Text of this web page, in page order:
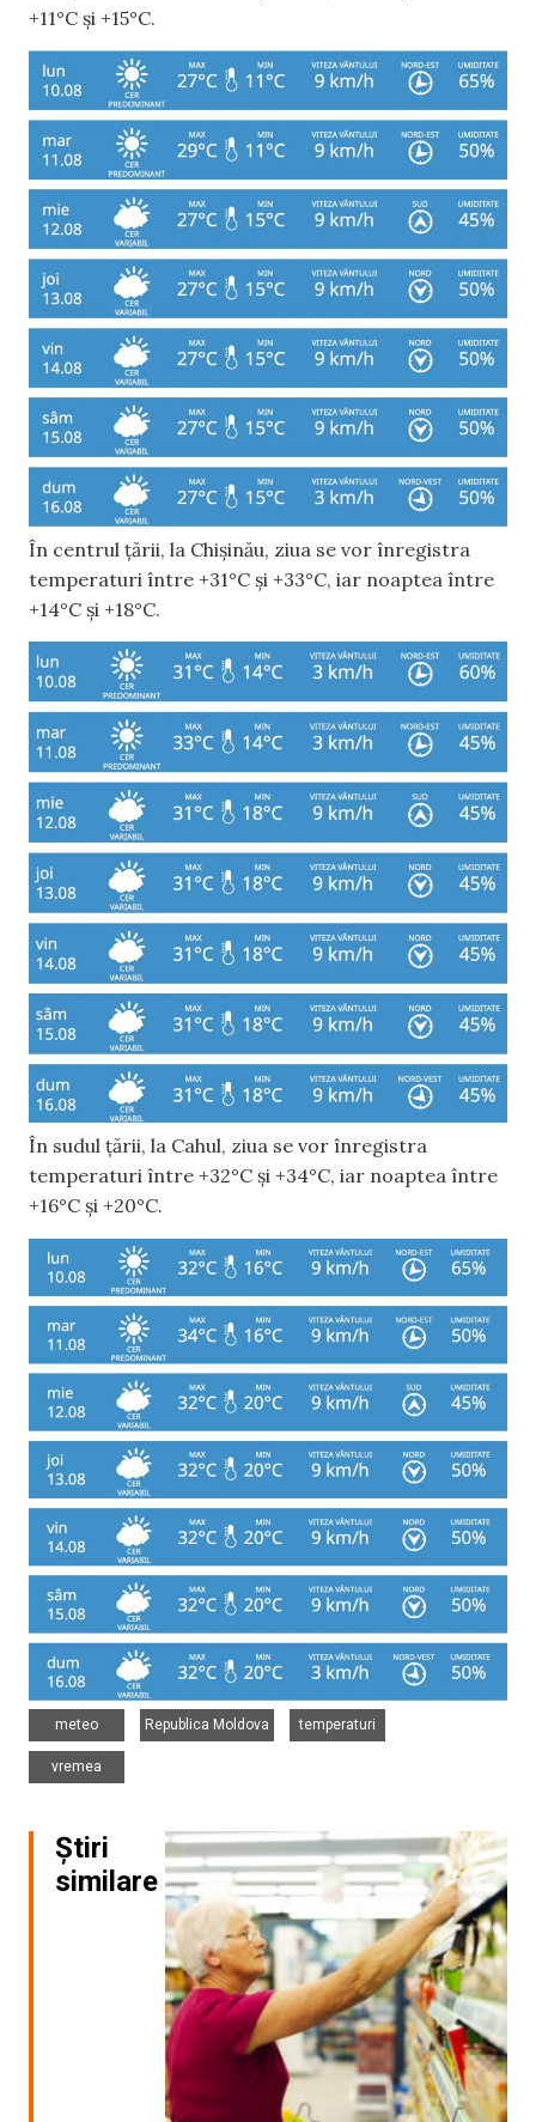
+11°C și +15°C.
În centrul țării, la Chișinău, ziua se vor înregistra
temperaturi între +31°C și +33°C, iar noaptea între
+14°C și +18°C.
În sudul țării, la Cahul, ziua se vor înregistra
temperaturi între +32°C și +34°C, iar noaptea între
+16°C și +20°C.
meteo
Republica Moldova
temperaturi
vremea
Știri
similare